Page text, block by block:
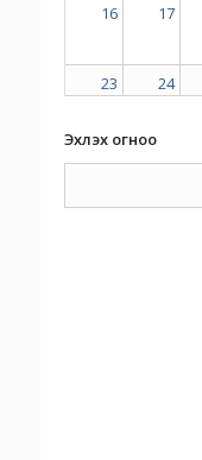
16 17
23 24
Эхлэх огноо